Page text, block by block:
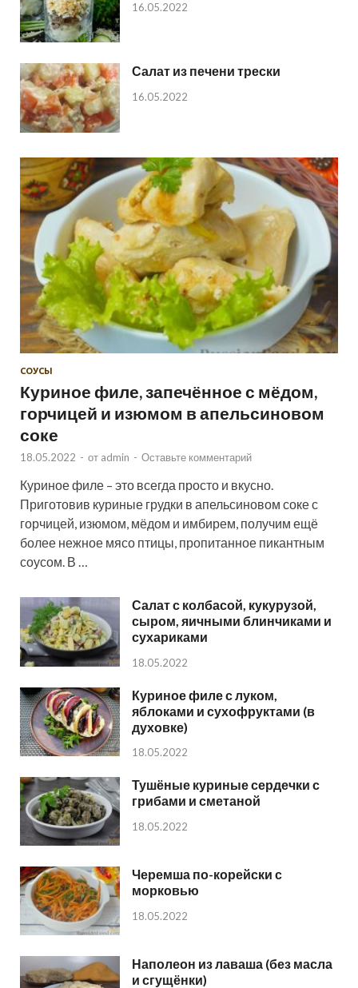
16.05.2022
Салат из печени трески
16.05.2022
СОУСЫ
Куриное филе, запечённое с мёдом,
горчицей и изюмом в апельсиновом
соке
18.05.2022 - от admin - Оставьте комментарий
Куриное филе – это всегда просто и вкусно.
Приготовив куриные грудки в апельсиновом соке с
горчицей, изюмом, мёдом и имбирем, получим ещё
более нежное мясо птицы, пропитанное пикантным
соусом. В …
Салат с колбасой, кукурузой,
сыром, яичными блинчиками и
сухариками
18.05.2022
Куриное филе с луком,
яблоками и сухофруктами (в
духовке)
18.05.2022
Тушёные куриные сердечки с
грибами и сметаной
18.05.2022
Черемша по-корейски с
морковью
18.05.2022
Наполеон из лаваша (без масла
и сгущёнки)